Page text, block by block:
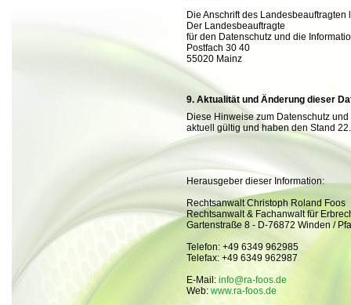
Die Anschrift des Landesbeauftragten
Der Landesbeauftragte
für den Datenschutz und die
Postfach 30 40
55020 Mainz
Aktualität und Änderung dieser
Diese Hinweise zum Datenschutz
aktuell gültig und haben den Stand
Herausgeber dieser Information:
Rechtsanwalt Christoph Roland Foos
Rechtsanwalt & Fachanwalt für
Gartenstraße 8 - D-76872 Winden /
Telefon: +49 6349 962985
Telefax: +49 6349 962987
E-Mail: info@ra-foos.de
Web: www.ra-foos.de